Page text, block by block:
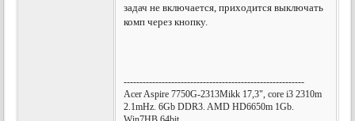
задач не включается, приходится выключать
комп через кнопку.
---------------------------------------------------------
Acer Aspire 7750G-2313Mikk 17,3", core i3 2310m
2.1mHz. 6Gb DDR3. AMD HD6650m 1Gb.